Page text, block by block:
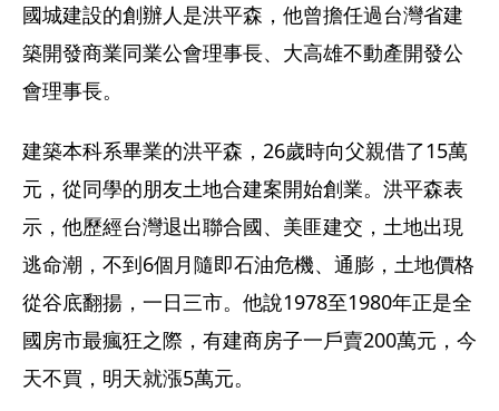
國城建設的創辦人是洪平森，他曾擔任過台灣省建
築開發商業同業公會理事長、大高雄不動產開發公
會理事長。
建築本科系畢業的洪平森，26歲時向父親借了15萬
元，從同學的朋友土地合建案開始創業。洪平森表
示，他歷經台灣退出聯合國、美匪建交，土地出現
逃命潮，不到6個月隨即石油危機、通膨，土地價格
從谷底翻揚，一日三市。他說1978至1980年正是全
國房市最瘋狂之際，有建商房子一戶賣200萬元，今
天不買，明天就漲5萬元。